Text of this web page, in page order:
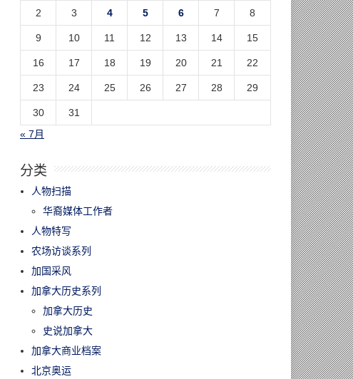
2 3 4 5 6 7 8
9 10 11 12 13 14 15
16 17 18 19 20 21 22
23 24 25 26 27 28 29
30
31
« 7月
分类
人物扫描
华裔媒体工作者
人物特写
农场访谈系列
加国采风
加拿大历史系列
加拿大历史
史说加拿大
加拿大商业档案
北京奥运